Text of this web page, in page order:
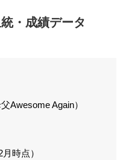
・成績データ
Awesome Again）
時点）